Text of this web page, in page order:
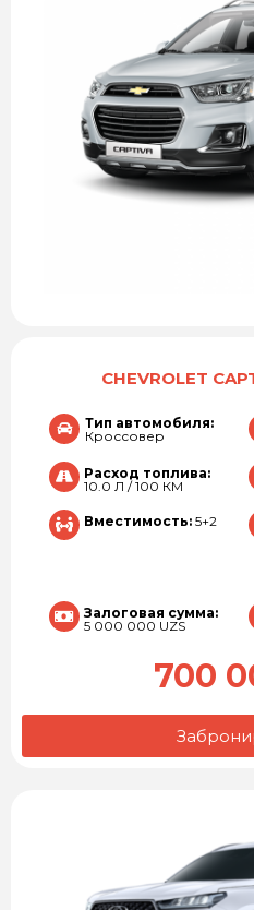
CHEVROLET
Тип автомобиля:
Кроссовер
Расход топлива:
10.0 Л / 100 КМ
Вместимость: 5+2
Залоговая сумма:
5 000 000 UZS
700